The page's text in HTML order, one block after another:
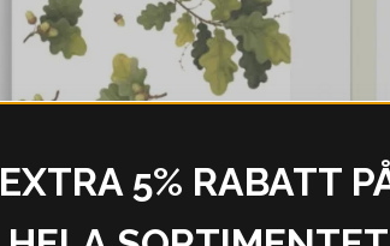
EXTRA 5% RABATT